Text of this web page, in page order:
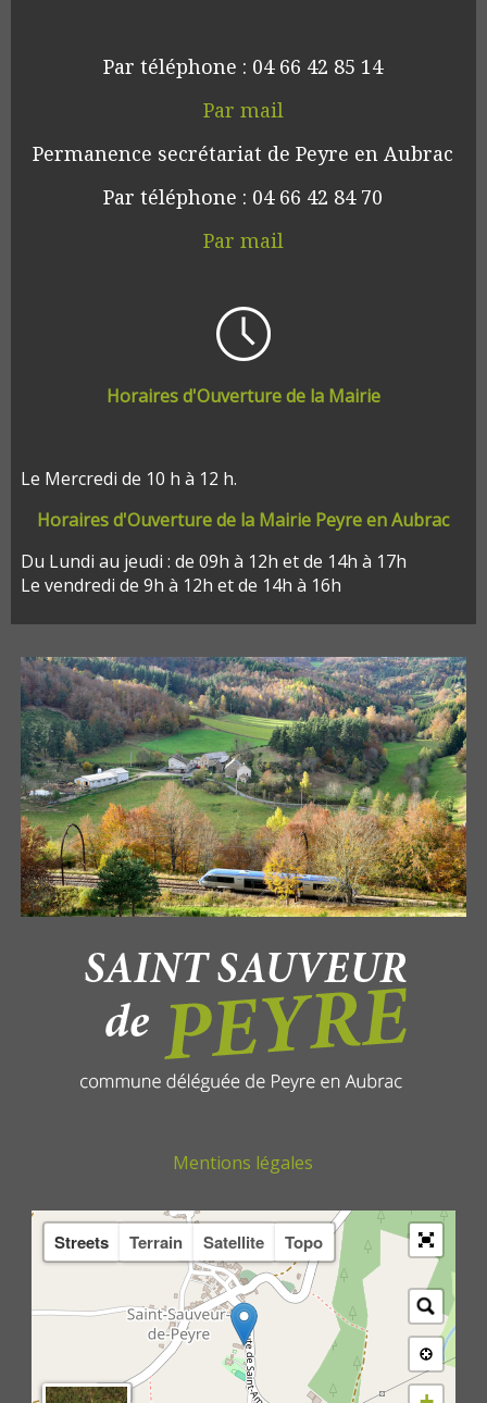
Par téléphone : 04 66 42 85 14
Par mail
Permanence secrétariat de Peyre en Aubrac
Par téléphone : 04 66 42 84 70
Par mail
Horaires d'Ouverture de la Mairie
Le Mercredi de 10 h à 12 h.
Horaires d'Ouverture de la Mairie Peyre en Aubrac
Du Lundi au jeudi : de 09h à 12h et de 14h à 17h
Le vendredi de 9h à 12h et de 14h à 16h
Mentions légales
Streets Terrain Satellite Topo